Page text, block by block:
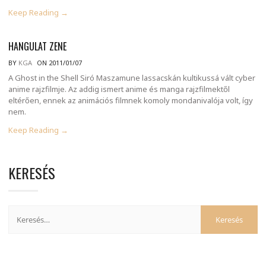
Keep Reading →
HANGULAT ZENE
BY KGA ON 2011/01/07
A Ghost in the Shell Siró Maszamune lassacskán kultikussá vált cyber
anime rajzfilmje. Az addig ismert anime és manga rajzfilmektől
eltérően, ennek az animációs filmnek komoly mondanivalója volt, így
nem.
Keep Reading →
KERESÉS